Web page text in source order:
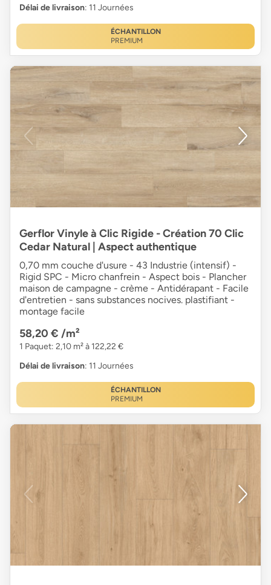
Délai de livraison: 11 Journées
ÉCHANTILLON
PREMIUM
Gerflor Vinyle à Clic Rigide - Création 70 Clic
Cedar Natural | Aspect authentique
0,70 mm couche d'usure - 43 Industrie (intensif) -
Rigid SPC - Micro chanfrein - Aspect bois - Plancher
maison de campagne - crème - Antidérapant - Facile
d'entretien - sans substances nocives. plastifiant -
montage facile
58,20 € /m²
1 Paquet: 2,10 m² à 122,22 €
Délai de livraison: 11 Journées
ÉCHANTILLON
PREMIUM